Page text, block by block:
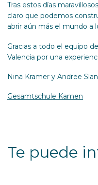
Tras estos días
claro que podemos
abrir aún más el mundo a
Gracias a todo el equipo
Valencia por una
Nina Kramer y Andree
Gesamtschule Kamen
Te puede